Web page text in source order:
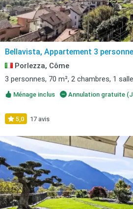
Bellavista, Appartement 3
Porlezza, Côme
3 personnes, 70 m², 2 chambres, 1
Ménage inclus Annulation gratuite
5,0 17 avis